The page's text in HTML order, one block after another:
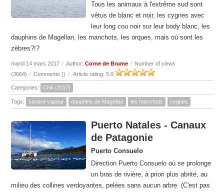
Tous les animaux à l'extrême sud sont
vêtus de blanc et noir, les cygnes avec
leur long cou noir sur leur body blanc, les
dauphins de Magellan, les manchots, les orques, mais où sont les
zèbres?!?
mardi 14 mars 2017 / Author:Corne de Brume / Number of views
(3664) / Comments () / Article rating: 5.0
Categories: Chili (2017)
Tags: canard vapeur dauphins de Magellan les manchots cygnes
Puerto Natales - Canaux
de Patagonie
Puerto Consuelo
Direction Puerto Consuelo où se prolonge
un bras de rivière, à priori plus abrité, au
milieu des collines verdoyantes, pelées sans aucun arbre. (C'est pas